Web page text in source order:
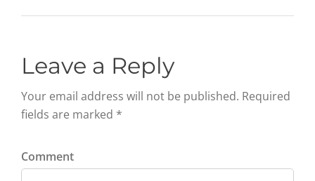
Leave a Reply
Your email address will not be published. Required
fields are marked *
Comment